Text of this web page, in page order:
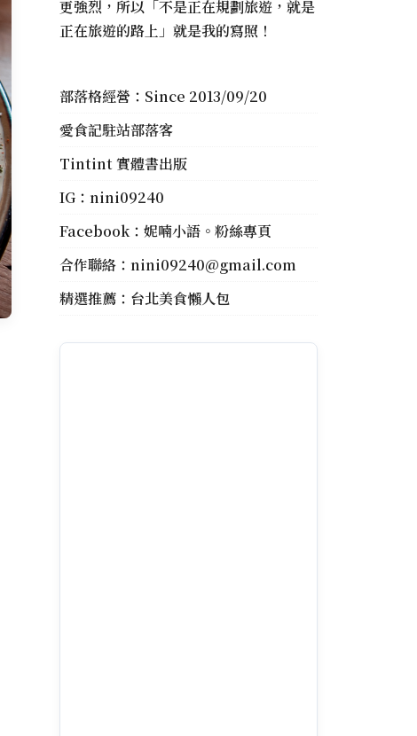
更強烈，所以「不是正在規劃旅遊，就是
正在旅遊的路上」就是我的寫照！
部落格經營：Since 2013/09/20
愛食記駐站部落客
Tintint 實體書出版
IG：nini09240
Facebook：妮喃小語。粉絲專頁
合作聯絡：nini09240@gmail.com
精選推薦： 台北美食懶人包